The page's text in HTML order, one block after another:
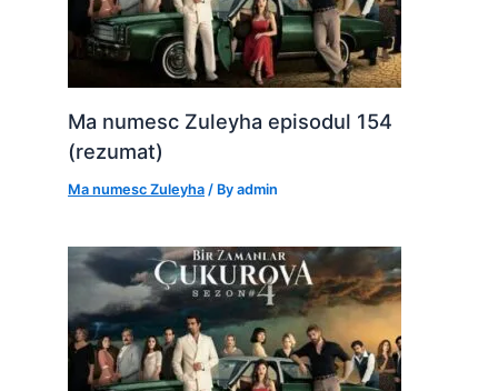
Ma numesc Zuleyha episodul 154
(rezumat)
Ma numesc Zuleyha / Byadmin